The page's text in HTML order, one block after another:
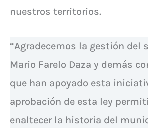
nuestros territorios.
“Agradecemos la gestión del
Mario Farelo Daza y demás
que han apoyado esta
aprobación de esta ley
enaltecer la historia del